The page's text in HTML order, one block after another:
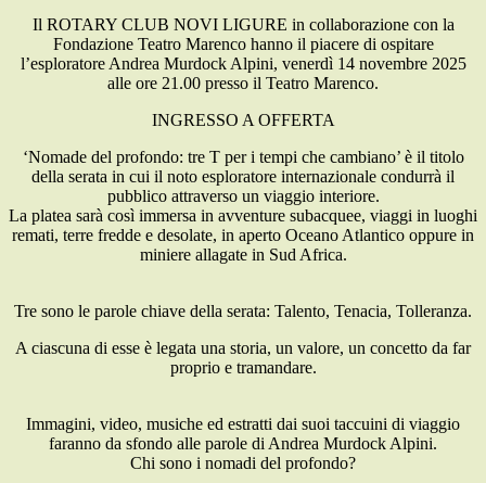
Il ROTARY CLUB NOVI LIGURE in collaborazione con la
Fondazione Teatro Marenco hanno il piacere di ospitare
l’esploratore Andrea Murdock Alpini, venerdì 14 novembre 2025
alle ore 21.00 presso il Teatro Marenco.
INGRESSO A OFFERTA
‘Nomade del profondo: tre T per i tempi che cambiano’ è il titolo
della serata in cui il noto esploratore internazionale condurrà il
pubblico attraverso un viaggio interiore.
La platea sarà così immersa in avventure subacquee, viaggi in luoghi
remati, terre fredde e desolate, in aperto Oceano Atlantico oppure in
miniere allagate in Sud Africa.
Tre sono le parole chiave della serata: Talento, Tenacia, Tolleranza.
A ciascuna di esse è legata una storia, un valore, un concetto da far
proprio e tramandare.
Immagini, video, musiche ed estratti dai suoi taccuini di viaggio
faranno da sfondo alle parole di Andrea Murdock Alpini.
Chi sono i nomadi del profondo?